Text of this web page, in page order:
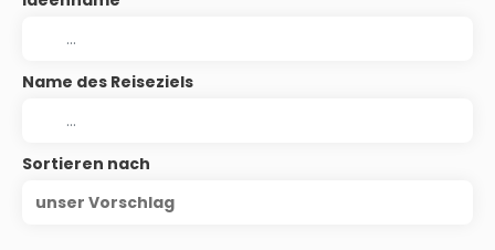
Name des Reiseziels
Sortieren nach
unser Vorschlag